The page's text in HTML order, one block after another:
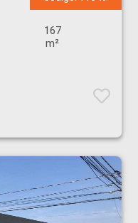
167
m²